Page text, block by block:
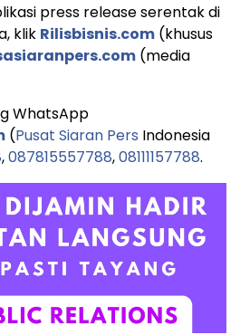
press release serentak di
klik Rilisbisnis.com (khusus
(media
WhatsApp
(Pusat Siaran Pers Indonesia
,087815557788,08111157788.